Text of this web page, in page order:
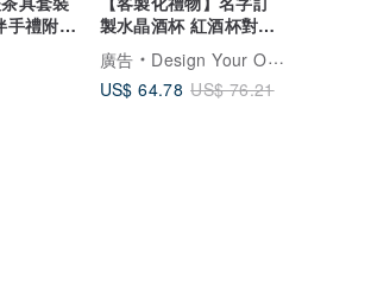
手禮附提
製水晶酒杯 紅酒杯對杯
禮盒 質感結婚禮物
廣告
Design Your Own Wine 香港酒瓶雕刻禮品專門店
US$ 64.78 US$ 76.21